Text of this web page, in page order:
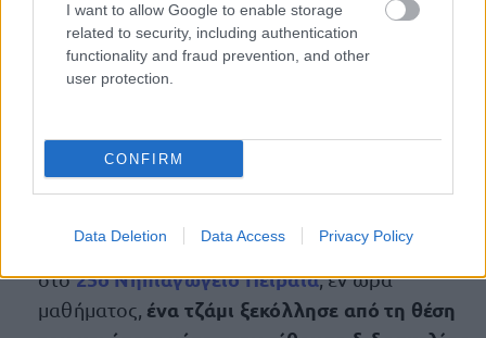
I want to allow Google to enable storage
related to security, including authentication
functionality and fraud prevention, and other
user protection.
CONFIRM
Data Deletion Data Access Privacy Policy
τμήμα του ταβανιού κατέρρευσε μέσα στην
τάξη.
Βόλο, την ώρα που βρίσκοντανμαθητές και
καθηγητές μέσα σε αίθουσα
αποκολλήθηκαν σοβάδες από το ταβάνι.
Στις 31 Οκτωβρίου
στο25ο Νηπιαγωγείο Πειραιά, εν ώρα
μαθήματος, ένα τζάμι ξεκόλλησε από τη θέση